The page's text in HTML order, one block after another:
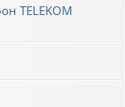
TELEKOM